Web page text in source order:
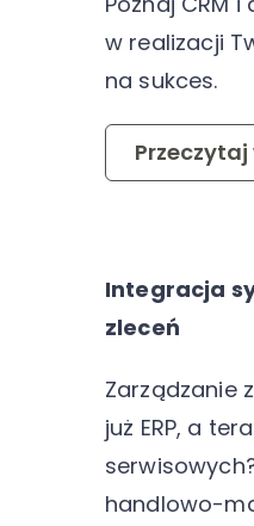
w realizacji
na sukces.
Integracja
zleceń
Zarządzanie
już ERP, a
handlowo-